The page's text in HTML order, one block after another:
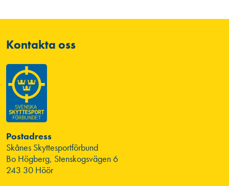
Kontakta oss
Postadress
Skånes Skyttesportförbund
Bo Högberg, Stenskogsvägen 6
243 30 Höör